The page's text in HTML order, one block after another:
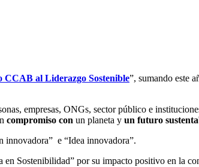
CCAB al Liderazgo Sostenible”, sumando este
empresas, ONGs, sector público e
compromiso con un planeta y un futuro
innovadora” e “Idea innovadora”.
Sostenibilidad” por su impacto positivo en la